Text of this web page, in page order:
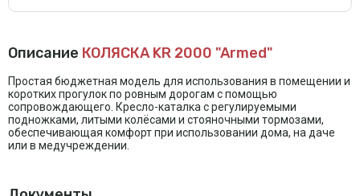
Описание КОЛЯСКА KR 2000 "Armed"
Простая бюджетная модель для использования в помещении и
коротких прогулок по ровным дорогам с помощью
сопровождающего. Кресло-каталка с регулируемыми
подножками, литыми колёсами и стояночными тормозами,
обеспечивающая комфорт при использовании дома, на даче
или в медучреждении.